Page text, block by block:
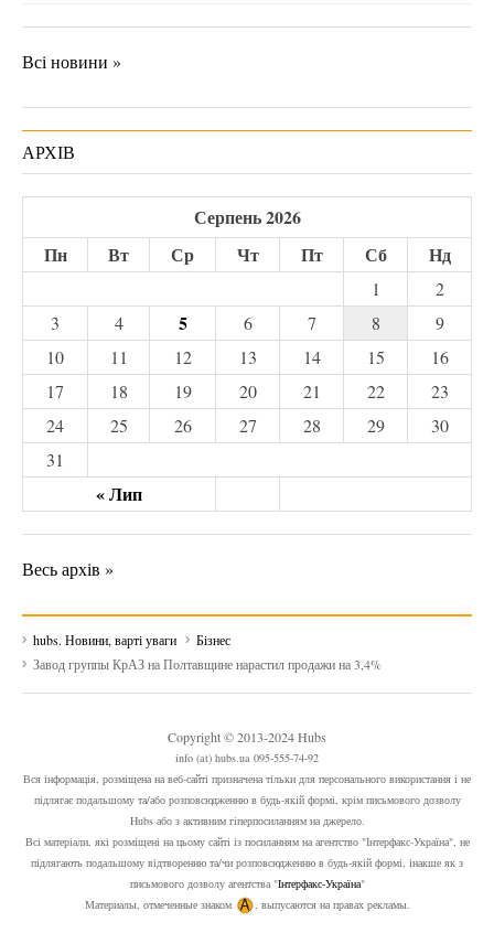
Всі новини »
АРХІВ
Серпень 2026
Пн
Вт Ср Чт Пт Сб Нд
« Лип
1
2
3
4 5 6 7 8
9
10
11 12 13 14 15
16
17
18 19 20 21 22
23
24
25 26 27 28 29
30
31
Весь архів »
hubs. Новини, варті уваги
Бізнес
Завод группы КрАЗ на Полтавщине нарастил продажи на 3,4%
Copyright © 2013-2024 Hubs
info (at) hubs.ua 095-555-74-92
Вся інформація, розміщена на веб-сайті призначена тільки для персонального використання і не
підлягає подальшому та/або розповсюдженню в будь-якій формі, крім письмового дозволу
Hubs або з активним гіперпосиланням на джерело.
Всі матеріали, які розміщені на цьому сайті із посиланням на агентство "Інтерфакс-Україна", не
підлягають подальшому відтворенню та/чи розповсюдженню в будь-якій формі, інакше як з
письмового дозволу агентства "Інтерфакс-Україна"
Материалы, отмеченные знаком
, выпусаются на правах рекламы.